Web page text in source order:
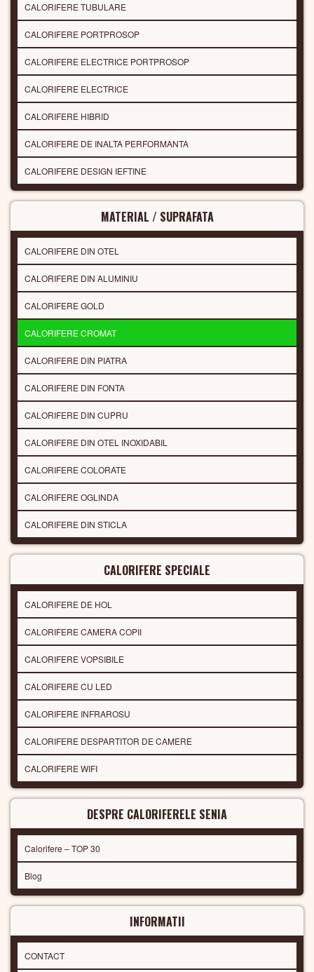
CALORIFERE TUBULARE
CALORIFERE PORTPROSOP
CALORIFERE ELECTRICE PORTPROSOP
CALORIFERE ELECTRICE
CALORIFERE HIBRID
CALORIFERE DE INALTA PERFORMANTA
CALORIFERE DESIGN IEFTINE
MATERIAL / SUPRAFATA
CALORIFERE DIN OTEL
CALORIFERE DIN ALUMINIU
CALORIFERE GOLD
CALORIFERE CROMAT
CALORIFERE DIN PIATRA
CALORIFERE DIN FONTA
CALORIFERE DIN CUPRU
CALORIFERE DIN OTEL INOXIDABIL
CALORIFERE COLORATE
CALORIFERE OGLINDA
CALORIFERE DIN STICLA
CALORIFERE SPECIALE
CALORIFERE DE HOL
CALORIFERE CAMERA COPII
CALORIFERE VOPSIBILE
CALORIFERE CU LED
CALORIFERE INFRAROSU
CALORIFERE DESPARTITOR DE CAMERE
CALORIFERE WIFI
DESPRE CALORIFERELE SENIA
Calorifere – TOP 30
Blog
INFORMATII
CONTACT